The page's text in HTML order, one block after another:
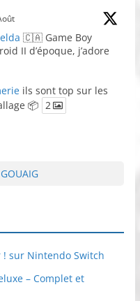
🇨🇦 Game Boy
II d’époque, j’adore
ils sont top sur les
📦 2
! sur Nintendo Switch
– Complet et